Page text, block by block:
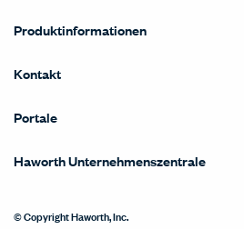
Produktinformationen
Kontakt
Portale
Haworth Unternehmenszentrale
© Copyright Haworth, Inc.